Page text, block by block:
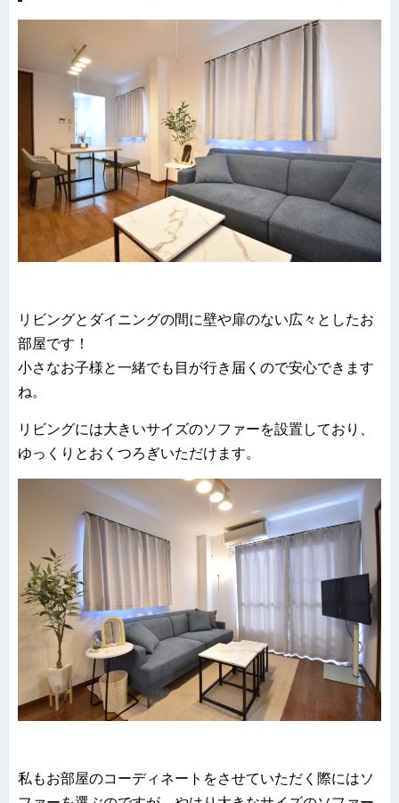
リビングとダイニングの間に壁や扉のない広々としたお
部屋です！
小さなお子様と一緒でも目が行き届くので安心できます
ね。
リビングには大きいサイズのソファーを設置しており、
ゆっくりとおくつろぎいただけます。
私もお部屋のコーディネートをさせていただく際にはソ